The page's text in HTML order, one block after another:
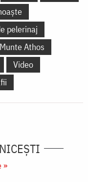
pelerinaj
Athos
Video
»